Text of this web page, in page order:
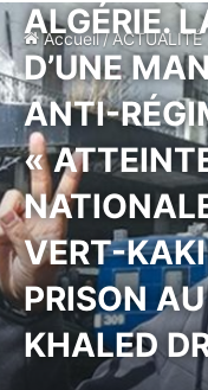
Accueil/ACTUALITÉ
ALGÉRIE.
D’UNE
ANTI-
«
VERT-
PRISON
KHALED